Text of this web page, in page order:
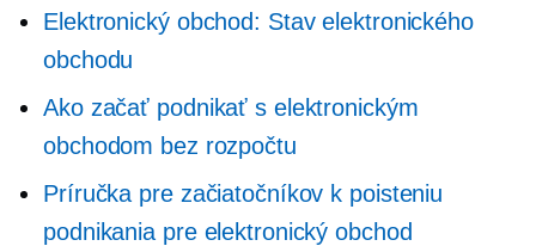
Elektronický obchod: Stav elektronického
obchodu
Ako začať podnikať s elektronickým
obchodom bez rozpočtu
Príručka pre začiatočníkov k poisteniu
podnikania pre elektronický obchod